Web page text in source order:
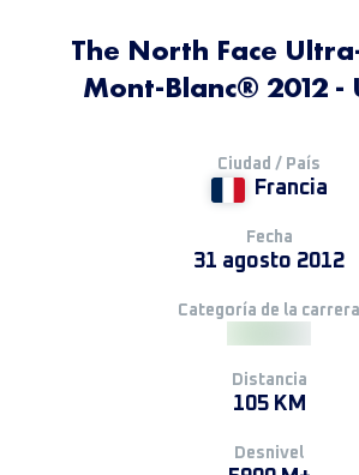
The North Face
Mont-Blanc® 2012 -
Ciudad / País
Francia
Fecha
31 agosto 2012
Categoría de la carrera
Distancia
105 KM
Desnivel